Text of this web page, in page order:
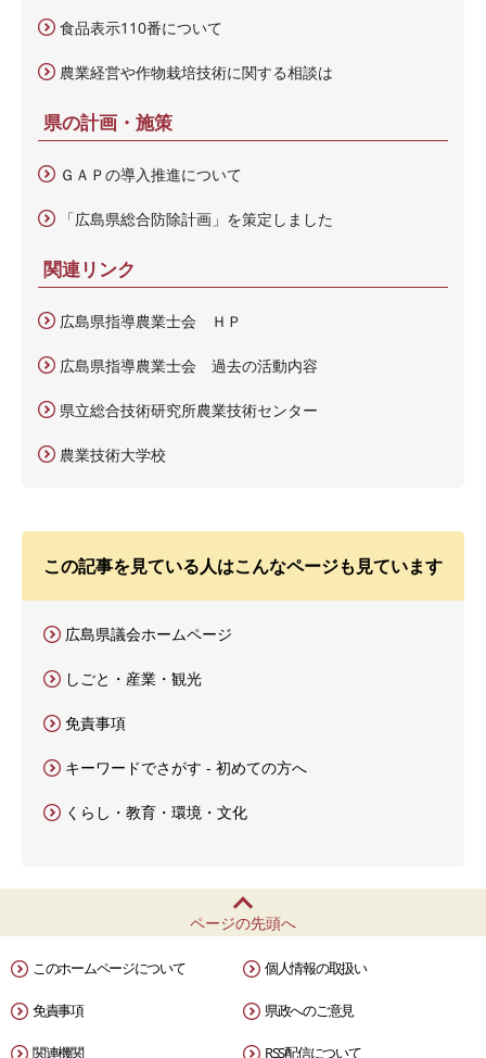
食品表示110番について
農業経営や作物栽培技術に関する相談は
県の計画・施策
ＧＡＰの導入推進について
「広島県総合防除計画」を策定しました
関連リンク
広島県指導農業士会 ＨＰ
広島県指導農業士会 過去の活動内容
県立総合技術研究所農業技術センター
農業技術大学校
この記事を見ている人はこんなページも見ています
広島県議会ホームページ
しごと・産業・観光
免責事項
キーワードでさがす - 初めての方へ
くらし・教育・環境・文化
ページの先頭へ
このホームページについて 個人情報の取扱い
免責事項 県政へのご意見
関連機関 RSS配信について